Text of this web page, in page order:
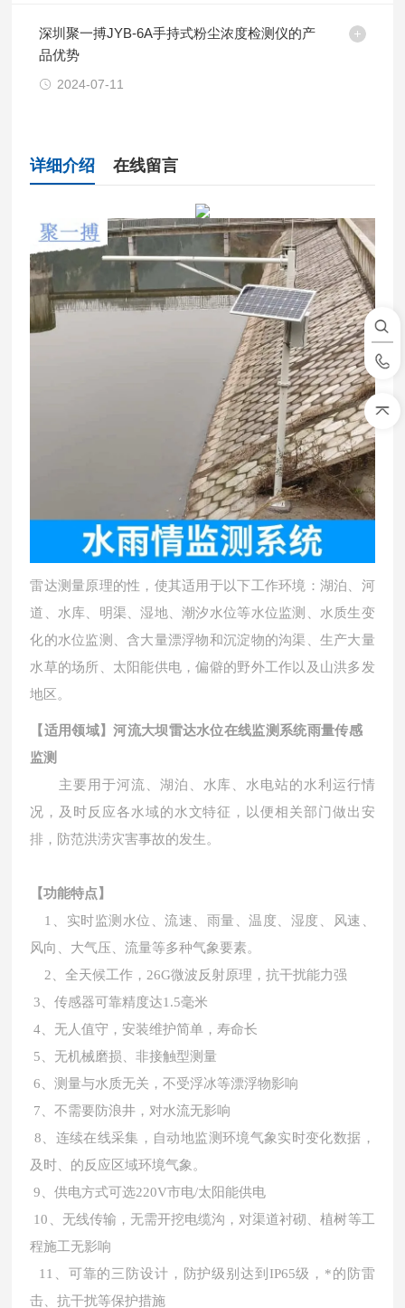
深圳聚一搏JYB-6A手持式粉尘浓度检测仪的产
品优势
2024-07-11
详细介绍 在线留言
雷达测量原理的性，使其适用于以下工作环境：湖泊、河
道、水库、明渠、湿地、潮汐水位等水位监测、水质生变
化的水位监测、含大量漂浮物和沉淀物的沟渠、生产大量
水草的场所、太阳能供电，偏僻的野外工作以及山洪多发
地区。
【适用领域】河流大坝雷达水位在线监测系统雨量传感
监测
主要用于河流、湖泊、水库 、水电站的水利运行情
况，及时反应各水域的水文特征，以便相关部门做出安
排，防范洪涝灾害事故的发生。
【功能特点】
1、 实时监测水位
、流速、雨量、温度、湿度、风速、
风向、大气压、流量等多种气象要素。
2、全天候工作， 26G微波反射原理，抗干扰能力强
3 、传感器可靠精度达1.5毫米
4 、无人值守 ， 安装维护简单，寿命长
5 、无机械磨损、非接触型测量
6 、测量与水质无关，不受浮冰等漂浮物影响
7 、不需要防浪井，对水流无影响
8 、连续在线采集 ， 自动地监测环境气象实时变化数据，
及时、的反应区域环境气象。
9 、供电方式可选220V市电/太阳能供电
10 、无线传输，无需开挖电缆沟，对渠道衬砌、植树等工
程施工无影响
11
、可靠的三防设计，防护级别达到 IP65级，*的防雷
击、抗干扰等保护措施